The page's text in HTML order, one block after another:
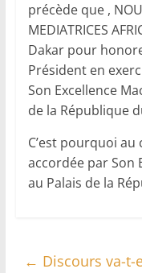
précède que ,
MEDIATRICES
Dakar pour
Président en
Son Excellence
de la République
C’est pourquoi au
accordée par Son
au Palais de la
← Discours va-t-